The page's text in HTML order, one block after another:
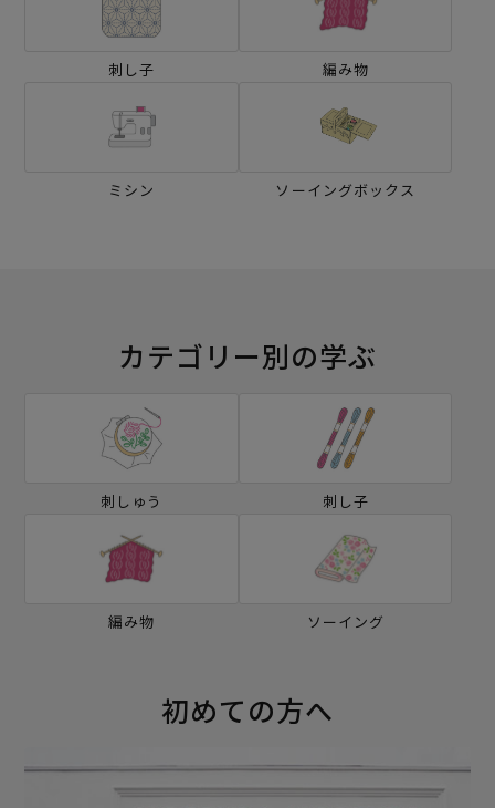
刺し子 編み物
ミシン ソーイングボックス
カテゴリー別の学ぶ
刺しゅう 刺し子
編み物 ソーイング
初めての方へ